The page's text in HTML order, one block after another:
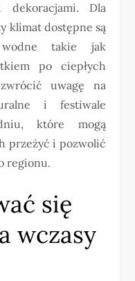
dekoracjami. Dla
klimat dostępne są
wodne takie jak
po ciepłych
uwagę na
i festiwale
które mogą
przeżyć i pozwolić
regionu.
się
wczasy